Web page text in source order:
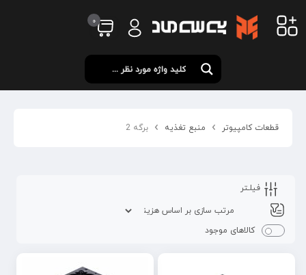
0
قطعات کامپیوتر منبع تغذیه برگه 2
فیلـتر
کالاهای موجود